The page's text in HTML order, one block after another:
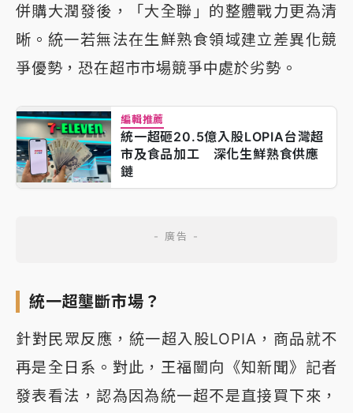
併購大潤發後，「大全聯」的整體戰力更為清
晰。統一若無法在生鮮熟食領域建立差異化競
爭優勢，恐在超市市場競爭中處於劣勢。
編輯推薦
統一超砸20.5億入股LOPIA台灣超
市及食品加工 深化生鮮熟食供應
鏈
統一超壟斷市場？
針對民眾反應，統一超入股LOPIA，商品就不
再是全日系。對此，王福闓向《知新聞》記者
發表看法，認為因為統一超不是直接買下來，